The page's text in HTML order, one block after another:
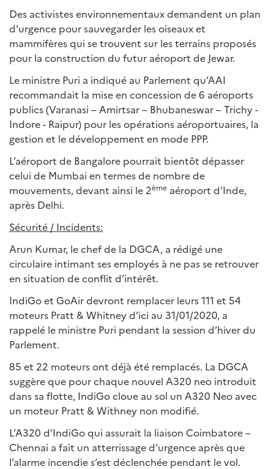
Des activistes environnementaux demandent un plan
d’urgence pour sauvegarder les oiseaux et
mammifères qui se trouvent sur les terrains proposés
pour la construction du futur aéroport de Jewar.
Le ministre Puri a indiqué au Parlement qu’AAI
recommandait la mise en concession de 6 aéroports
publics (Varanasi – Amirtsar – Bhubaneswar – Trichy -
Indore - Raipur) pour les opérations aéroportuaires, la
gestion et le développement en mode PPP.
L’aéroport de Bangalore pourrait bientôt dépasser
celui de Mumbai en termes de nombre de
mouvements, devant ainsi le 2ème aéroport d’Inde,
après Delhi.
Sécurité / Incidents:
Arun Kumar, le chef de la DGCA, a rédigé une
circulaire intimant ses employés à ne pas se retrouver
en situation de conflit d’intérêt.
IndiGo et GoAir devront remplacer leurs 111 et 54
moteurs Pratt & Whitney d’ici au 31/01/2020, a
rappelé le ministre Puri pendant la session d’hiver du
Parlement.
85 et 22 moteurs ont déjà été remplacés. La DGCA
suggère que pour chaque nouvel A320 neo introduit
dans sa flotte, IndiGo cloue au sol un A320 Neo avec
un moteur Pratt & Withney non modifié.
L’A320 d’IndiGo qui assurait la liaison Coimbatore –
Chennai a fait un atterrissage d’urgence après que
l’alarme incendie s’est déclenchée pendant le vol.